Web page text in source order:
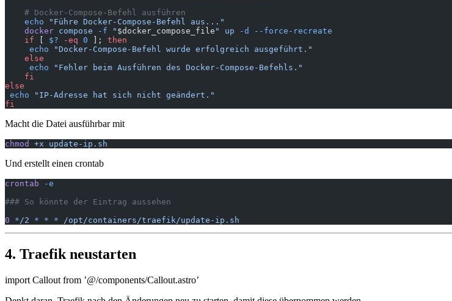
    # Docker-Compose-Befehl ausführen
    echo
"Führe Docker-Compose-Befehl aus..."
    docker
compose -f " $docker_compose_file " up -d
--force-recreate
    if
$? -eq 0 ]; then
     echo
"Docker-Compose-Befehl wurde erfolgreich ausgeführt."
    else
     echo
"Fehler beim Ausführen des Docker-Compose-Befehls."
    fi
else
echo "IP-Adresse hat sich nicht geändert."
fi
Macht die Datei ausführbar mit
chmod +x update-ip.sh
Und erstellt einen crontab
crontab -e
### So könnte der Eintrag aussehen
0 */2 * * * /opt/containers/traefik/update-ip.sh
4. Traefik neustarten
import Callout from ’@/components/Callout.astro’